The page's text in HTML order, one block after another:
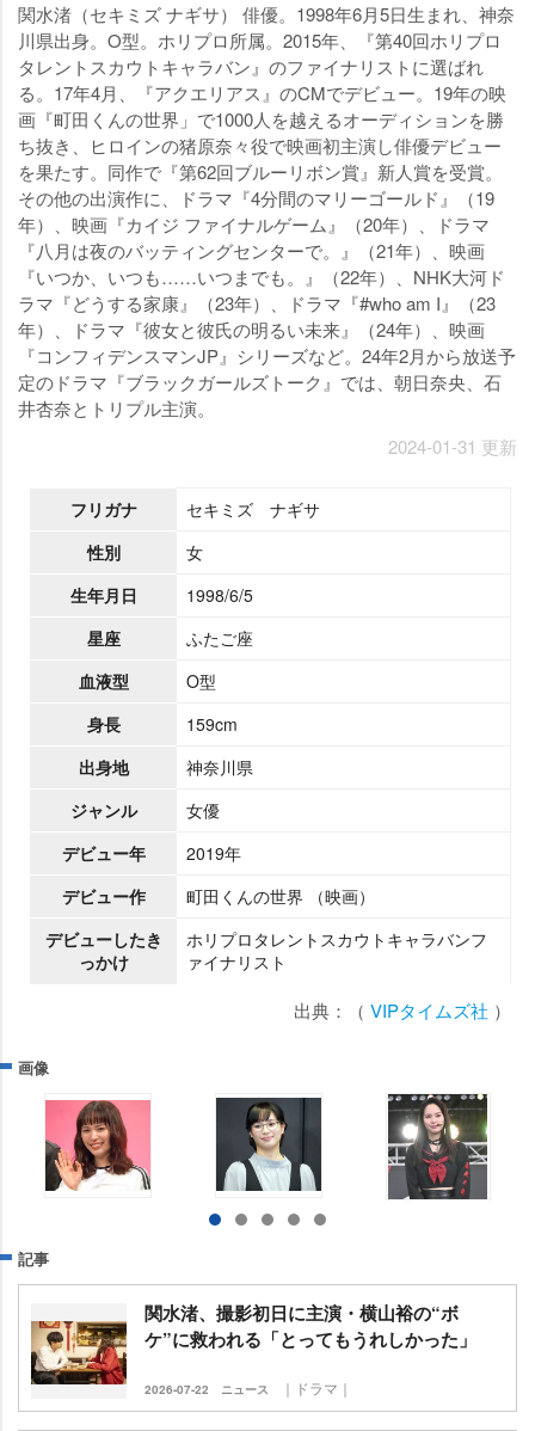
関水渚（セキミズ ナギサ） 俳優。1998年6月5日生まれ、神奈
川県出身。O型。ホリプロ所属。2015年、『第40回ホリプロ
タレントスカウトキャラバン』のファイナリストに選ばれ
る。17年4月、『アクエリアス』のCMでデビュー。19年の映
画『町田くんの世界」で1000人を越えるオーディションを勝
ち抜き、ヒロインの猪原奈々役で映画初主演し俳優デビュー
を果たす。同作で『第62回ブルーリボン賞』新人賞を受賞。
その他の出演作に、ドラマ『4分間のマリーゴールド』（19
年）、映画『カイジ ファイナルゲーム』（20年）、ドラマ
『八月は夜のバッティングセンターで。』（21年）、映画
『いつか、いつも……いつまでも。』（22年）、NHK大河ド
ラマ『どうする家康』（23年）、ドラマ『#who am I』（23
年）、ドラマ『彼女と彼氏の明るい未来』（24年）、映画
『コンフィデンスマンJP』シリーズなど。24年2月から放送予
定のドラマ『ブラックガールズトーク』では、朝日奈央、石
井杏奈とトリプル主演。
2024-01-31 更新
フリガナ
セキミズ ナギサ
性別
女
生年月日
1998/6/5
星座
ふたご座
血液型
O型
身長
159cm
出身地
神奈川県
ジャンル
女優
デビュー年
2019年
デビュー作
町田くんの世界 （映画）
デビューしたき
っかけ
ホリプロタレントスカウトキャラバンフ
ァイナリスト
出典：（ VIPタイムズ社 ）
画像
記事
関水渚、撮影初日に主演・横山裕の“ボ
ケ”に救われる「とってもうれしかった」
2026-07-22 ニュース ｜ドラマ｜